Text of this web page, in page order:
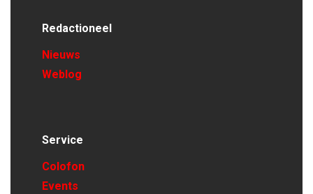
Redactioneel
Nieuws
Weblog
Service
Colofon
Events